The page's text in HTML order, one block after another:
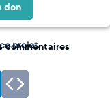
don
commentaires
projet.